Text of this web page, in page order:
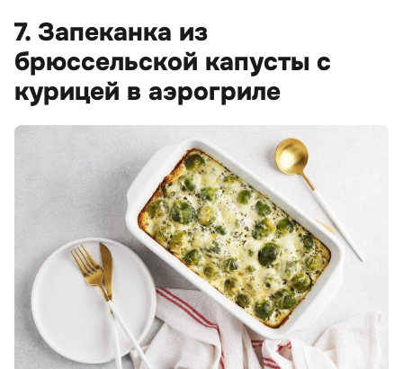
7. Запеканка из
брюссельской капусты с
курицей в аэрогриле